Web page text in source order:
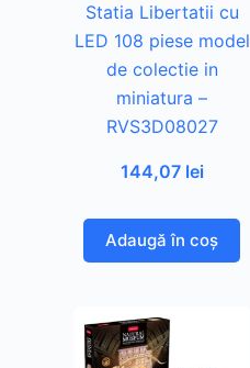
Statia Libertatii cu
LED 108 piese model
de colectie in
miniatura –
RVS3D08027
144,07 lei
Adaugă în coș